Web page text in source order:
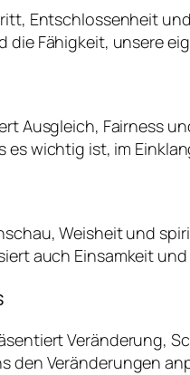
Entschlossenheit
die Fähigkeit, unsere
Ausgleich, Fairness
wichtig ist, im
Weisheit und
auch Einsamkeit
Veränderung,
den Veränderungen